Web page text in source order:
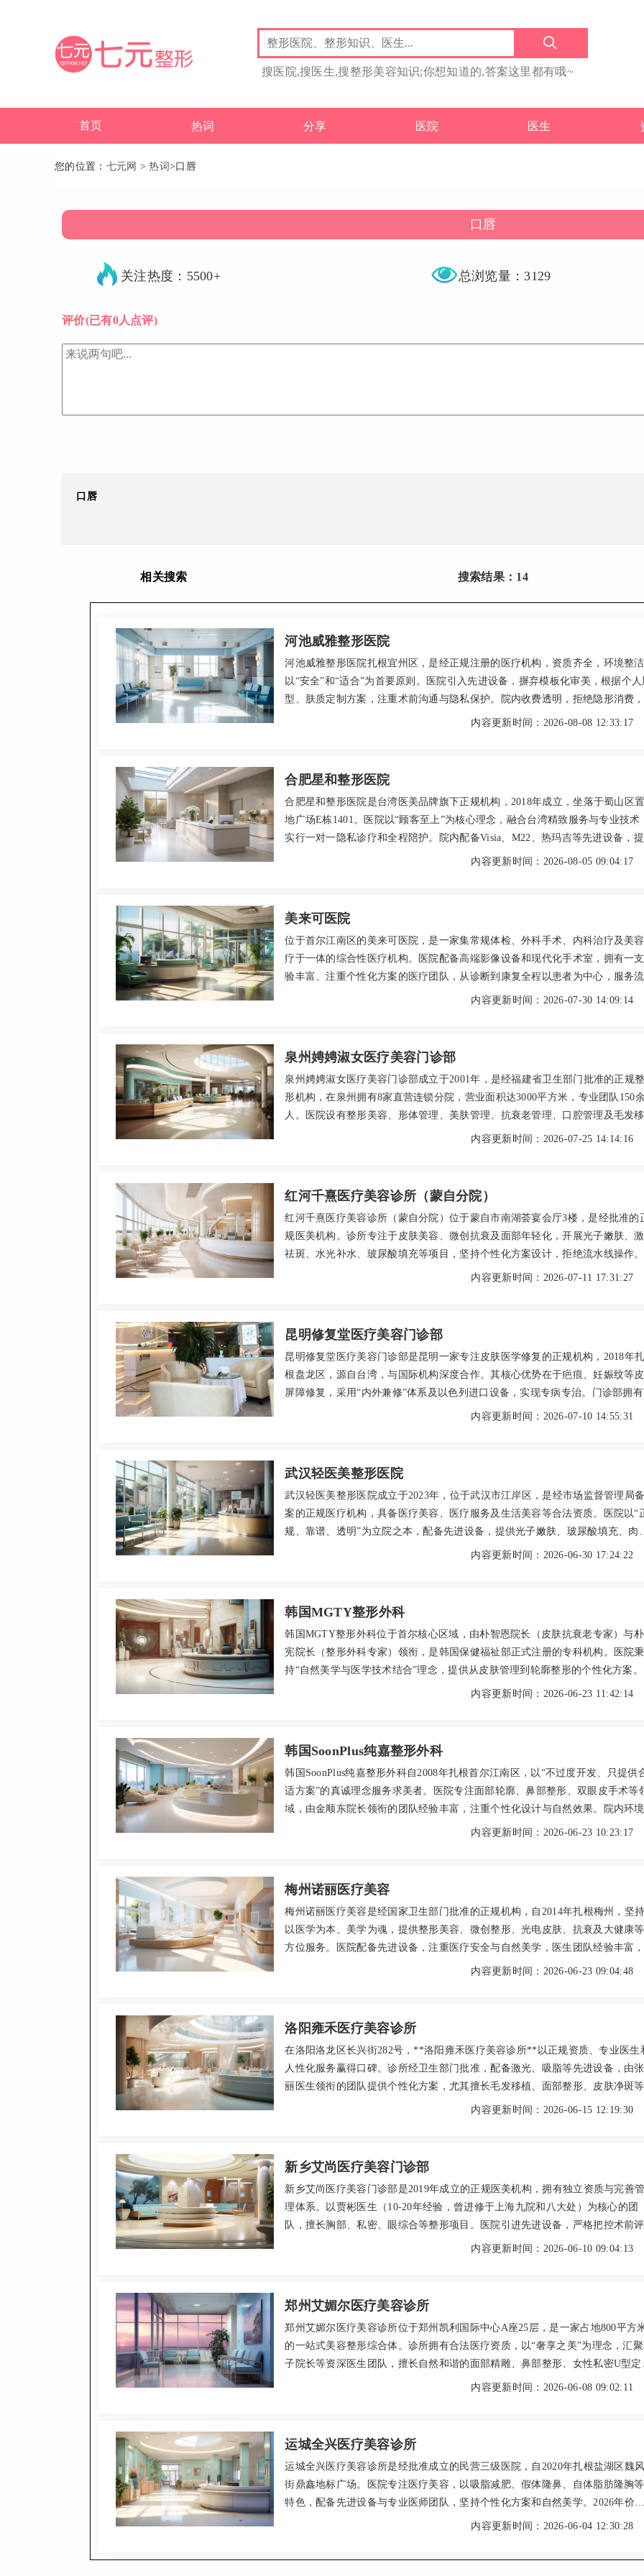
搜医院,搜医生,搜整形美容知识;你想知道的,答案这里都有哦~
首页 热词 分享 医院 医生
您的位置： 七元网 >热词>口唇
口唇
关注热度：5500+ 总浏览量：3129
评价(已有0人点评)
口唇
相关搜索 搜索结果：14
河池威雅整形医院
河池威雅整形医院扎根宜州区，是经正规注册的医疗机构，资质齐全，环境整洁
以“安全”和“适合”为首要原则。医院引入先进设备，摒弃模板化审美，根据个人
型、肤质定制方案，注重术前沟通与隐私保护。院内收费透明，拒绝隐形消费
务细致，从面诊到术后回访都体现着以患者为中心的共情理念。凭借扎实的技术
内容更新时间：2026-08-08 12:33:17
合肥星和整形医院
合肥星和整形医院是台湾医美品牌旗下正规机构，2018年成立，坐落于蜀山区置
地广场E栋1401。医院以“顾客至上”为核心理念，融合台湾精致服务与专业技术
实行一对一隐私诊疗和全程陪护。院内配备Visia、M22、热玛吉等先进设备，
皮肤管理、微整注射、整形手术及抗衰项目，涵盖瑞蓝、乔雅登等正规产品。以
内容更新时间：2026-08-05 09:04:17
美来可医院
位于首尔江南区的美来可医院，是一家集常规体检、外科手术、内科治疗及美
疗于一体的综合性医疗机构。医院配备高端影像设备和现代化手术室，拥有一
验丰富、注重个性化方案的医疗团队，从诊断到康复全程以患者为中心，服务
规范、信息透明。患者口碑良好，在体检、外科和美容项目上均有高度评价。
内容更新时间：2026-07-30 14:09:14
泉州娉娉淑女医疗美容门诊部
泉州娉娉淑女医疗美容门诊部成立于2001年，是经福建省卫生部门批准的正规整
形机构，在泉州拥有8家直营连锁分院，营业面积达3000平方米，专业团队150余
人。医院设有整形美容、形体管理、美肤管理、抗衰老管理、口腔管理及毛发
六大核心板块，配备先进设备与经验丰富的医生团队。凭借近二十年的稳健运营
内容更新时间：2026-07-25 14:14:16
红河千熹医疗美容诊所（蒙自分院）
红河千熹医疗美容诊所（蒙自分院）位于蒙自市南湖荟宴会厅3楼，是经批准的
规医美机构。诊所专注于皮肤美容、微创抗衰及面部年轻化，开展光子嫩肤、
祛斑、水光补水、玻尿酸填充等项目，坚持个性化方案设计，拒绝流水线操作
生团队经验丰富，倡导自然协调的审美，注重沟通透明与术后全程跟进。收费公
口碑良好。
内容更新时间：2026-07-11 17:31:27
昆明修复堂医疗美容门诊部
昆明修复堂医疗美容门诊部是昆明一家专注皮肤医学修复的正规机构，2018年扎
根盘龙区，源自台湾，与国际机构深度合作。其核心优势在于疤痕、妊娠纹等
屏障修复，采用“内外兼修”体系及以色列进口设备，实现专病专治。门诊部拥
业医生团队，提供个性化方案，并涵盖整形、微整、植发等项目。用户反馈修复
诊。
内容更新时间：2026-07-10 14:55:31
武汉轻医美整形医院
武汉轻医美整形医院成立于2023年，位于武汉市江岸区，是经市场监督管理局备
案的正规医疗机构，具备医疗美容、医疗服务及生活美容等合法资质。医院以“
规、靠谱、透明”为立院之本，配备先进设备，提供光子嫩肤、玻尿酸填充、肉
素注射、皮肤管理等多元化轻医美项目，并坚持个性化方案与规范操作。医生团
内容更新时间：2026-06-30 17:24:22
韩国MGTY整形外科
韩国MGTY整形外科位于首尔核心区域，由朴智恩院长（皮肤抗衰老专家）与
宪院长（整形外科专家）领衔，是韩国保健福祉部正式注册的专科机构。医院秉
持“自然美学与医学技术结合”理念，提供从皮肤管理到轮廓整形的个性化方案
位院长均为韩国相关医学会正式会员，拥有丰富的临床经验与海外培训背景。特
选择。
内容更新时间：2026-06-23 11:42:14
韩国SoonPlus纯嘉整形外科
韩国SoonPlus纯嘉整形外科自2008年扎根首尔江南区，以“不过度开发、只提供
适方案”的真诚理念服务求美者。医院专注面部轮廓、鼻部整形、双眼皮手术等
域，由金顺东院长领衔的团队经验丰富，注重个性化设计与自然效果。院内环
洁、设备先进，提供中文咨询，术后服务贴心。真实口碑中，双眼皮、鼻骨内推
内容更新时间：2026-06-23 10:23:17
梅州诺丽医疗美容
梅州诺丽医疗美容是经国家卫生部门批准的正规机构，自2014年扎根梅州，坚持
以医学为本、美学为魂，提供整形美容、微创整形、光电皮肤、抗衰及大健康
方位服务。医院配备先进设备，注重医疗安全与自然美学，医生团队经验丰富
后跟踪完善。价格公开透明，如进口玻尿酸2980元起、热玛吉13800元起，并免
内容更新时间：2026-06-23 09:04:48
洛阳雍禾医疗美容诊所
在洛阳洛龙区长兴街282号，**洛阳雍禾医疗美容诊所**以正规资质、专业医生
人性化服务赢得口碑。诊所经卫生部门批准，配备激光、吸脂等先进设备，由
丽医生领衔的团队提供个性化方案，尤其擅长毛发移植、面部整形、皮肤净斑
品类项目。术后顾客反馈自然协调，无隐形消费。2026年参考价：鼻部综合
内容更新时间：2026-06-15 12:19:30
新乡艾尚医疗美容门诊部
新乡艾尚医疗美容门诊部是2019年成立的正规医美机构，拥有独立资质与完善管
理体系。以贾彬医生（10-20年经验，曾进修于上海九院和八大处）为核心的团
队，擅长胸部、私密、眼综合等整形项目。医院引进先进设备，严格把控术前评
估、术中监测与术后跟踪，确保安全与效果。特色项目包括水光针、微笑唇、硅
方式，致力于为求美者提供专业、贴心的个性化服务。
内容更新时间：2026-06-10 09:04:13
郑州艾媚尔医疗美容诊所
郑州艾媚尔医疗美容诊所位于郑州凯利国际中心A座25层，是一家占地800平方
的一站式美容整形综合体。诊所拥有合法医疗资质，以“奢享之美”为理念，汇
子院长等资深医生团队，擅长自然和谐的面部精雕、鼻部整形、女性私密U型定
等特色项目。艾媚尔设十大诊疗中心，提供从注射微调到手术塑形的全方位服务
内容更新时间：2026-06-08 09:02:11
运城全兴医疗美容诊所
运城全兴医疗美容诊所是经批准成立的民营三级医院，自2020年扎根盐湖区魏风
街鼎鑫地标广场。医院专注医疗美容，以吸脂减肥、假体隆鼻、自体脂肪隆胸
特色，配备先进设备与专业医师团队，坚持个性化方案和自然美学。2026年价格
透明，如吸脂单部位5800元起，硅胶假体隆鼻18200元起。凭细致服务和良好口
内容更新时间：2026-06-04 12:30:28